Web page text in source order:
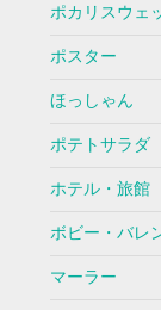
ポカリスウェ
ポスター
ほっしゃん
ポテトサラダ
ホテル・旅館
ボビー・バレ
マーラー